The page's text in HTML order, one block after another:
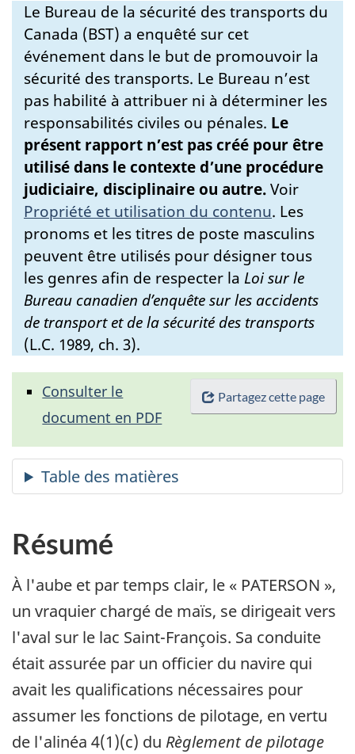
Le Bureau de la sécurité des transports du
Canada (BST) a enquêté sur cet
événement dans le but de promouvoir la
sécurité des transports. Le Bureau n’est
pas habilité à attribuer ni à déterminer les
responsabilités civiles ou pénales. Le
présent rapport n’est pas créé pour être
utilisé dans le contexte d’une procédure
judiciaire, disciplinaire ou autre.Voir
Propriété et utilisation du contenu. Les
pronoms et les titres de poste masculins
peuvent être utilisés pour désigner tous
les genres afin de respecter la Loi sur le
Bureau canadien d’enquête sur les accidents
de transport et de la sécurité des transports
(L.C. 1989, ch. 3).
Partagez cette page
Consulter le
document en PDF
Résumé
À l'aube et par temps clair, le « PATERSON »,
un vraquier chargé de maïs, se dirigeait vers
l'aval sur le lac Saint-François. Sa conduite
était assurée par un officier du navire qui
avait les qualifications nécessaires pour
assumer les fonctions de pilotage, en vertu
de l'alinéa 4(1)(c) du Règlement de pilotage